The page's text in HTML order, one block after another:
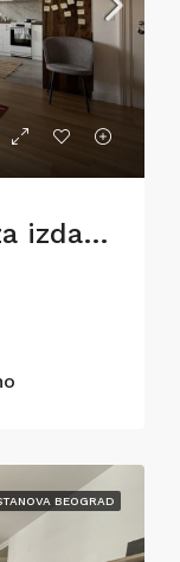
Četvorosoban stan za izdavanje na Dorćolu, 81m2
BEOGRAD